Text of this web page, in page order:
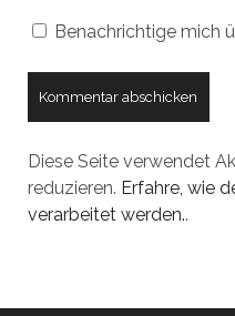
Benachrichtige mich
Diese Seite verwendet
reduzieren. Erfahre, wie
verarbeitet werden..